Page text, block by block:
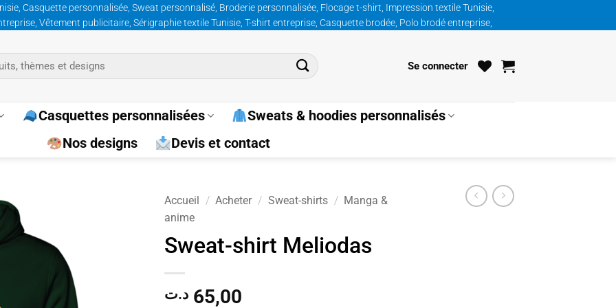
Casquette personnalisée, Sweat personnalisé, Broderie personnalisée, Flocage t-shirt, Impression textile Tunisie,
Vêtement publicitaire, Sérigraphie textile Tunisie, T-shirt entreprise, Casquette brodée, Polo brodé entreprise,
Se connecter
Casquettes personnalisées
Sweats & hoodies personnalisés
Nos designs
Devis et contact
Accueil / Acheter / Sweat-shirts / Manga &
anime
Sweat-shirt Meliodas
65,00 د.ت